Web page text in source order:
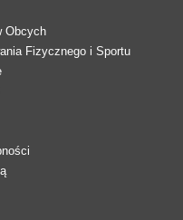
Obcych
Fizycznego i Sportu